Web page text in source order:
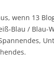
wenn 13
Blau / Blau-